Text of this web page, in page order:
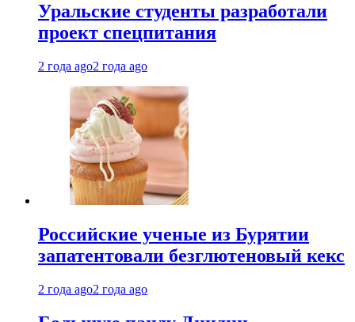
Уральские студенты разработали
проект спецпитания
2 года ago2 года ago
Российские ученые из Бурятии
запатентовали безглютеновый кекс
2 года ago2 года ago